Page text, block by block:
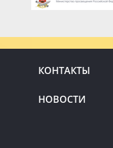
КОНТАКТЫ
НОВОСТИ